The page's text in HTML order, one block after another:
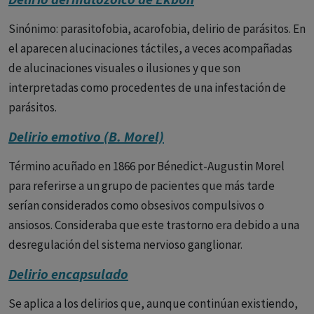
Para J.J. López Ibor los tres temas responden a las
relaciones del ser humano con su cuerpo, que origina el
delirio hipocondríaco; la relación del sujeto con su
mundo que origina el
pueden tener un carácter prospectivo, refiriéndose al
futuro, o, lo que es más frecuente, referirse al pasado.
Veamos ejemplos de cada uno de ellos.
vago y la gente en el trabajo lo nota.
En casa me ocurre igual, llego a casa y me tiendo en la cama
Sinónimo: parasitofobia, acarofobia, delirio de parásitos. En
el aparecen alucinaciones táctiles, a veces acompañadas
de alucinaciones visuales o ilusiones y que son
interpretadas como procedentes de una infestación de
parásitos.
Delirio emotivo (B. Morel)
Término acuñado en 1866 por Bénedict-Augustin Morel
para referirse a un grupo de pacientes que más tarde
serían considerados como obsesivos compulsivos o
ansiosos. Consideraba que este trastorno era debido a una
desregulación del sistema nervioso ganglionar.
Delirio encapsulado
Se aplica a los delirios que, aunque continúan existiendo,